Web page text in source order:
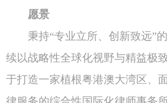
愿景
秉持“专业立所、创新致远”
续以战略性全球化视野与精益极
于打造一家植根粤港澳大湾区、